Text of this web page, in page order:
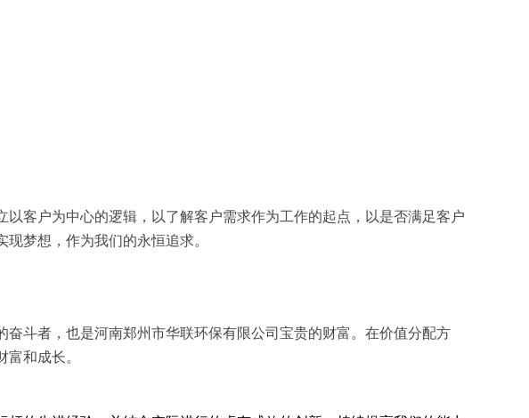
客户为中心的逻辑，以了解客户需求作为工作的起点，以是否满足客户
梦想，作为我们的永恒追求。
斗者，也是河南郑州市华联环保有限公司宝贵的财富。在价值分配方
和成长。